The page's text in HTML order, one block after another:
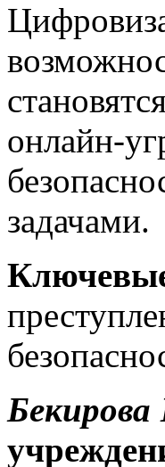
онлайн-
задачами.